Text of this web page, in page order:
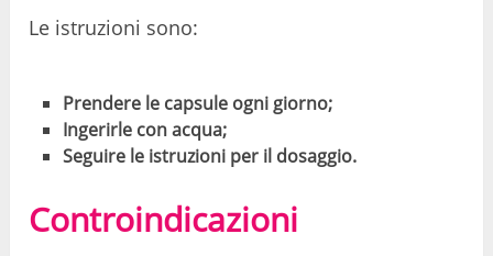
Le istruzioni sono:
Prendere le capsule ogni giorno;
Ingerirle con acqua;
Seguire le istruzioni per il dosaggio.
Controindicazioni